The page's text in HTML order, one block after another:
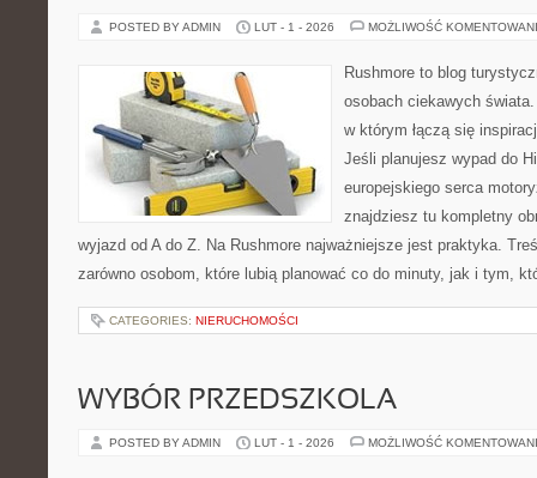
POSTED BY ADMIN LUT - 1 - 2026 MOŻLIWOŚĆ
Rushmore to blog
osobach ciekawych
w którym łączą się
Jeśli planujesz wypad do
europejskiego serca
znajdziesz tu kompletny
wyjazd od A do Z. Na Rushmore najważniejsze jest praktyka.
zarówno osobom, które lubią planować co do minuty, jak i tym,
CATEGORIES: NIERUCHOMOŚCI
WYBÓR PRZEDSZKOLA
POSTED BY ADMIN LUT - 1 - 2026 MOŻLIWOŚĆ